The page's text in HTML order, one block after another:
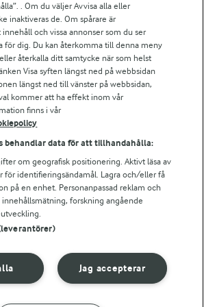
. Om du väljer Avvisa alla eller
inaktiveras de. Om spårare är
och vissa annonser som du ser
för dig. Du kan återkomma till denna meny
återkalla ditt samtycke när som helst
Visa syften längst ned på webbsidan
längst ned till vänster på webbsidan,
kommer att ha effekt inom vår
finns i vår
behandlar data för att tillhandahålla:
om geografisk positionering. Aktivt läsa av
för identifieringsändamål. Lagra och/eller få
på en enhet. Personanpassad reklam och
forskning angående
Jag accepterar